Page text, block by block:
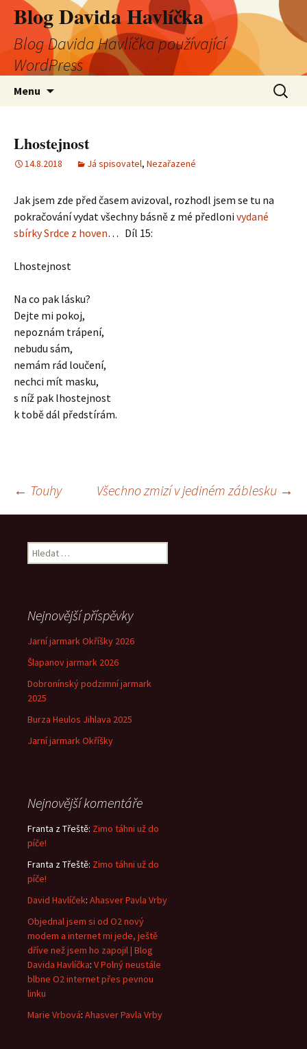
Blog Davida Havlíčka
Blog Davida Havlíčka používající
WordPress
Menu
Lhostejnost
14.8.2018 Já spisovatel, Nezařazené
Jak jsem zde před časem avizoval, rozhodl jsem se tu na
pokračování vydat všechny básně z mé předloni vydané
sbírky Srdce z hoven… Díl 15:
Lhostejnost
Na co pak lásku?
Dejte mi pokoj,
nepoznám trápení,
nebudu sám,
nemám rád loučení,
nechci mít masku,
s níž pak lhostejnost
k tobě dál předstírám.
Navigace
pro
← Touhy Všechno zmizí v jediném záblesku →
Vyhledávání
Nejnovější příspěvky
Jarní jarmark Okříšky 2026
Šlapanov jarmark 2026
Dobronínský podzimní jarmark
2025
Burza Heulos Jihlava 2025
Jarní jarmark Okříšky
Nejnovější komentáře
Franta z Třeště: Zimo táhni už do
píče!
Franta z Třeště: Zimo táhni už do
píče!
David Havlíček: Ahasver Pavla Vrby
Objednal jsem si od O2 nový
modem a internet mi jede, ještě
dříve než jsem ho zapojil | Blog
Davida Havlíčka: V Polný neustále
blbne O2 internet přes pevnou
linku
Marie Vrbová: Ahasver Pavla Vrby